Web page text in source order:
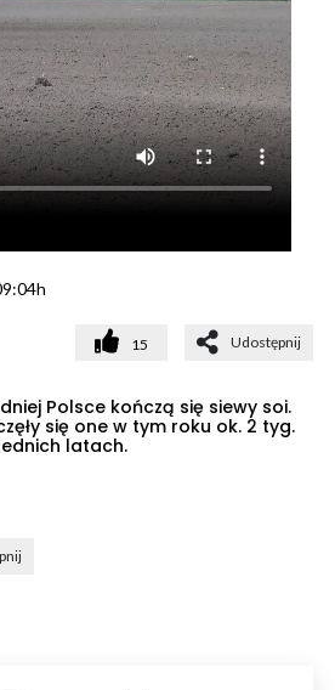
15 Udostępnij
Polsce kończą się siewy soi.
się one w tym roku ok. 2 tyg.
latach.